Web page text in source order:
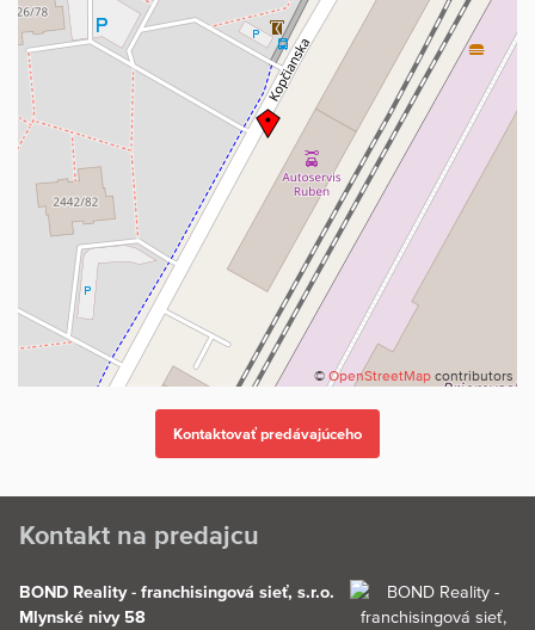
© OpenStreetMap contributors
Kontakt na predajcu
BOND Reality - franchisingová sieť, s.r.o.
Mlynské nivy 58